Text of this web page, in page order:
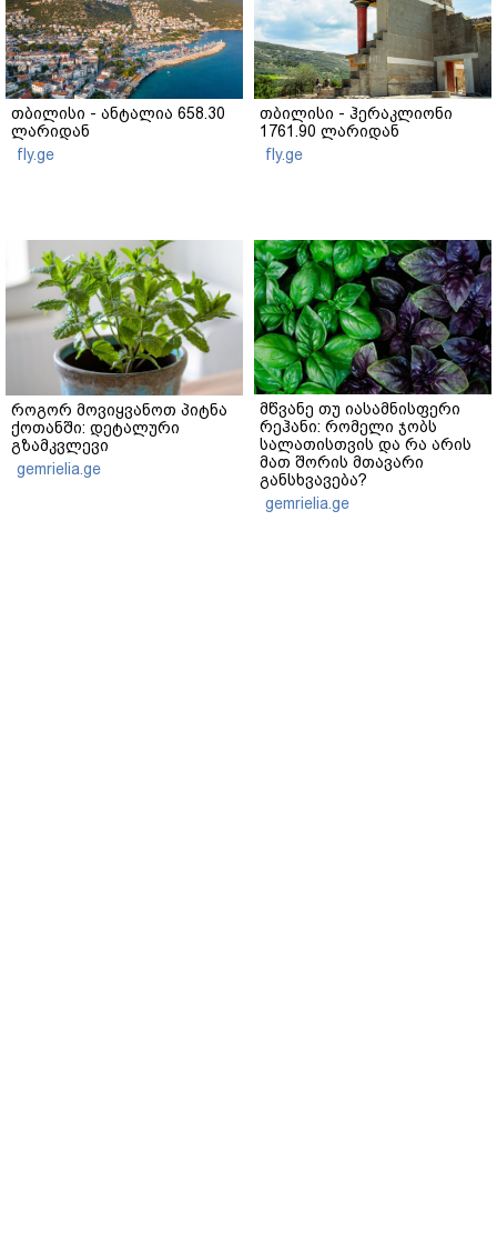
თბილისი - ანტალია 658.30
ლარიდან
fly.ge
თბილისი - ჰერაკლიონი
1761.90 ლარიდან
fly.ge
როგორ მოვიყვანოთ პიტნა
ქოთანში: დეტალური
გზამკვლევი
gemrielia.ge
მწვანე თუ იასამნისფერი
რეჰანი: რომელი ჯობს
სალათისთვის და რა არის
მათ შორის მთავარი
განსხვავება?
gemrielia.ge